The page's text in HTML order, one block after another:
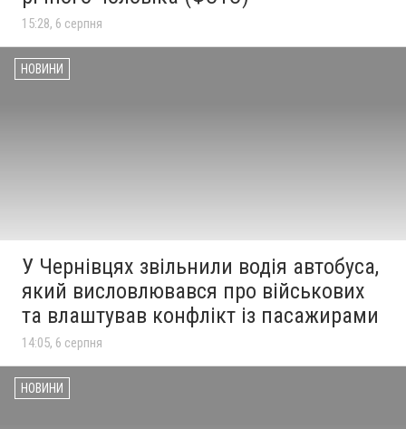
15:28, 6 серпня
НОВИНИ
У Чернівцях звільнили водія автобуса,
який висловлювався про військових
та влаштував конфлікт із пасажирами
14:05, 6 серпня
НОВИНИ